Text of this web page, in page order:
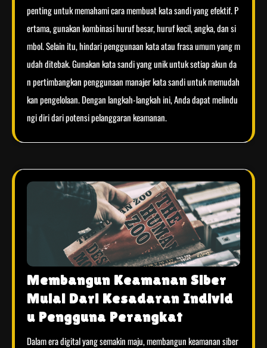
penting untuk memahami cara membuat kata sandi yang efektif. P
ertama, gunakan kombinasi huruf besar, huruf kecil, angka, dan si
mbol. Selain itu, hindari penggunaan kata atau frasa umum yang m
udah ditebak. Gunakan kata sandi yang unik untuk setiap akun da
n pertimbangkan penggunaan manajer kata sandi untuk memudah
kan pengelolaan. Dengan langkah-langkah ini, Anda dapat melindu
ngi diri dari potensi pelanggaran keamanan.
Membangun Keamanan Siber
Mulai Dari Kesadaran Individ
u Pengguna Perangkat
Dalam era digital yang semakin maju, membangun keamanan siber